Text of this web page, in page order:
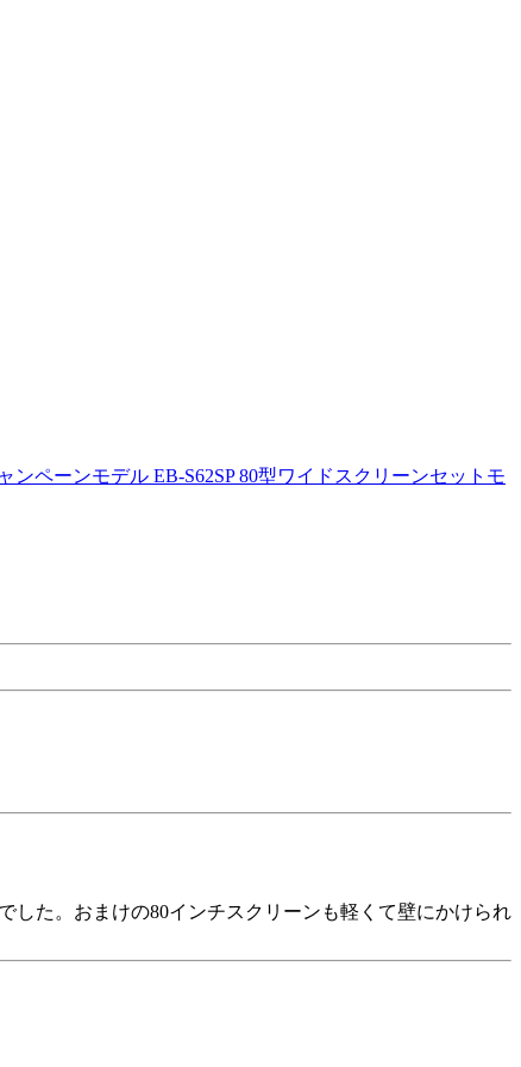
ペーンモデル EB-S62SP 80型ワイドスクリーンセットモ
した。おまけの80インチスクリーンも軽くて壁にかけられ